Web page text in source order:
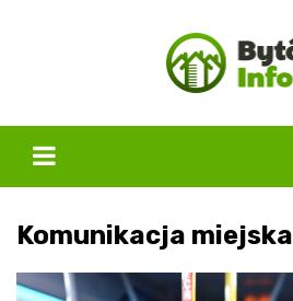
Komunikacja miejska